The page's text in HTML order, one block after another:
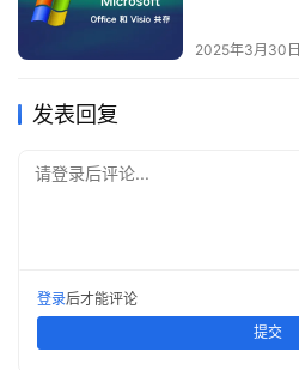
2025年3月30日
发表回复
请登录后评论...
登录后才能评论
提交